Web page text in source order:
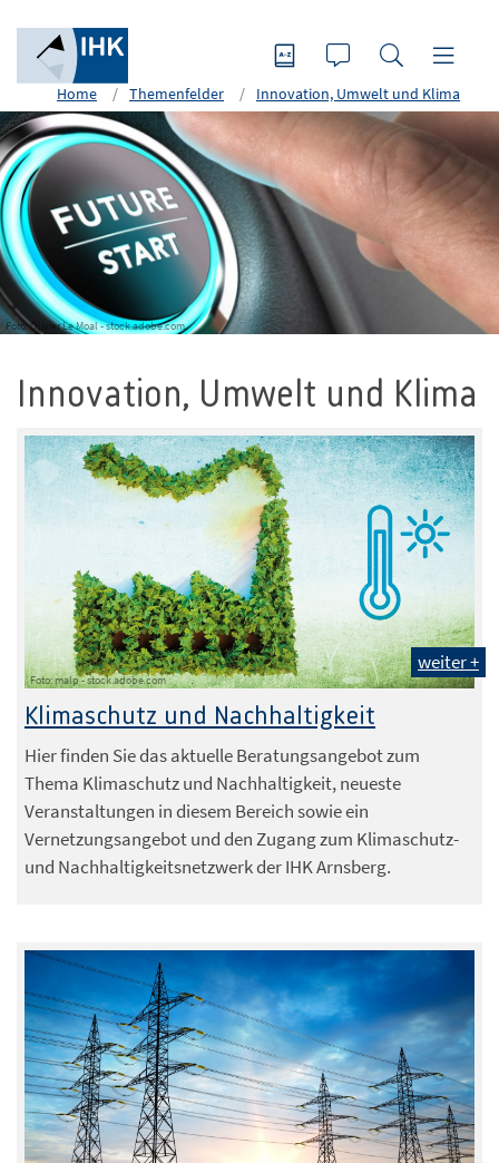
Home Themenfelder Innovation, Umwelt und Klima
Foto: Olivier Le Moal - stock.adobe.com
Innovation, Umwelt und Klima
Foto: malp - stock.adobe.com
weiter +
Klimaschutz und Nachhaltigkeit
Hier finden Sie das aktuelle Beratungsangebot zum
Thema Klimaschutz und Nachhaltigkeit, neueste
Veranstaltungen in diesem Bereich sowie ein
Vernetzungsangebot und den Zugang zum Klimaschutz-
und Nachhaltigkeitsnetzwerk der IHK Arnsberg.